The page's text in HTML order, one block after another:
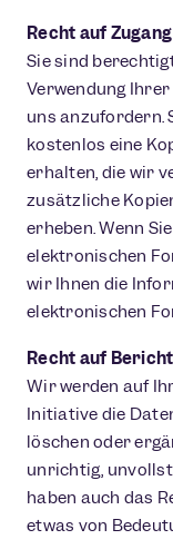
Recht auf Zugang
Sie sind
Verwendung
uns anzufordern.
kostenlos eine
erhalten, die wir
zusätzliche
erheben. Wenn
elektronischen
wir Ihnen die
elektronischen
Recht auf
Wir werden auf
Initiative die
löschen oder
unrichtig,
haben auch das
etwas von